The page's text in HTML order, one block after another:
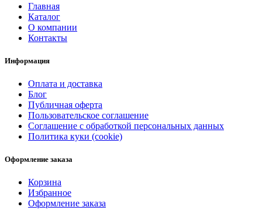
Главная
Каталог
О компании
Контакты
Информация
Оплата и доставка
Блог
Публичная оферта
Пользовательское соглашение
Соглашение с обработкой персональных данных
Политика куки (cookie)
Оформление заказа
Корзина
Избранное
Оформление заказа